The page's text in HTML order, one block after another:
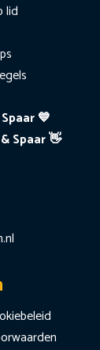
lid
💙
Spaar 👋